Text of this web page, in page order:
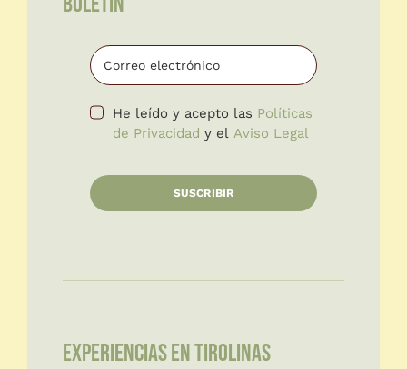
He leído y acepto las Políticas
de Privacidad y el Aviso Legal
SUSCRIBIR
EXPERIENCIAS EN TIROLINAS